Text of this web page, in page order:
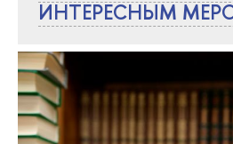
ИНТЕРЕСНЫМ